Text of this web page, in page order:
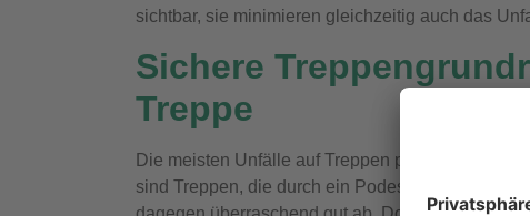
sichtbar, sie minimieren gleichzeitig auch das
Sichere
Treppe
Die meisten Unfälle auf Treppen passieren laut
sind Treppen, die durch ein Podest unterbrochen